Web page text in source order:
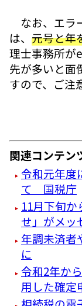
なお、エラ
は、 元号と年
理士事務所が
先が多いと面
すので、ご注
関連コンテン
令和元年度
て 国税庁
11月下旬
せ」がメッ
年調未済者
に
令和2年か
用した確定